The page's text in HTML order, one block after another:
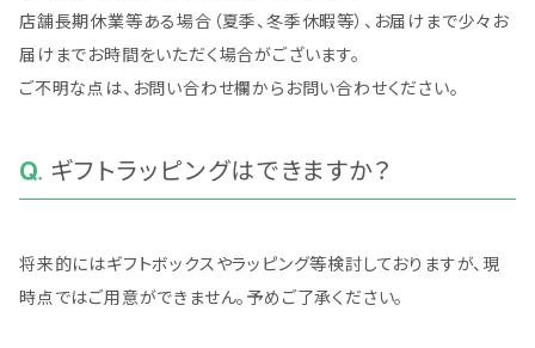
店舗長期休業等ある場合（夏季、冬季休暇等）、お届けまで少々お
届けまでお時間をいただく場合がございます。
ご不明な点は、お問い合わせ欄からお問い合わせください。
ギフトラッピングはできますか？
将来的にはギフトボックスやラッピング等検討しておりますが、現
時点ではご用意ができません。予めご了承ください。